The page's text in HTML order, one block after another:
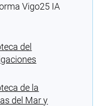
Vigo25 IA
del
de la
del Mar y